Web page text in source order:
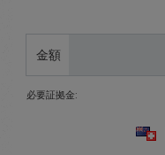
金額
必要証拠金: